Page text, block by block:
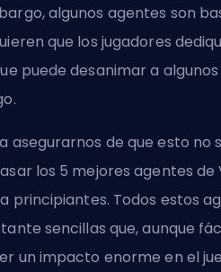
algunos agentes son
que los jugadores
puede desanimar a
asegurarnos de que esto no
los 5 mejores agentes de
principiantes. Todos estos
sencillas que, aunque
un impacto enorme en el